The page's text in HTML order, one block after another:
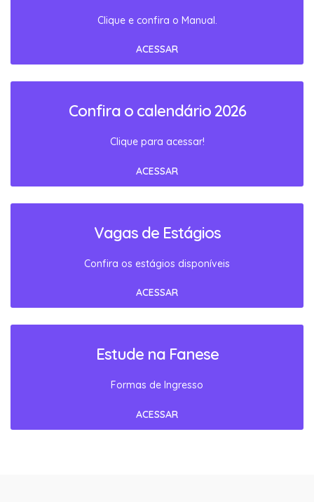
Clique e confira o Manual.
ACESSAR
Confira o calendário 2026
Clique para acessar!
ACESSAR
Vagas de Estágios
Confira os estágios disponíveis
ACESSAR
Estude na Fanese
Formas de Ingresso
ACESSAR